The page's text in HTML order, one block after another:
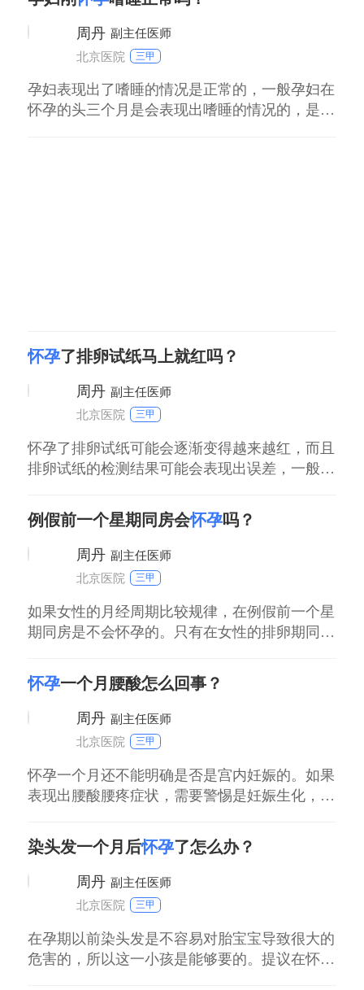
周丹 副主任医师
北京医院
三甲
孕妇表现出了嗜睡的情况是正常的，一般孕妇在
怀孕的头三个月是会表现出嗜睡的情况的，是不
怀孕了排卵试纸马上就红吗？
周丹 副主任医师
北京医院
三甲
怀孕了排卵试纸可能会逐渐变得越来越红，而且
排卵试纸的检测结果可能会表现出误差，一般可
HCG明确是否已经怀孕。如果结果显示已经怀
孕，就需要定时去医院进行产前检查，平时要注
意多休息，不可以进行剧烈运动，如果结果显示
没有怀孕，就需要调整好心态，明确好排卵时期
例假前一个星期同房会怀孕吗？
周丹 副主任医师
北京医院
三甲
如果女性的月经周期比较规律，在例假前一个星
期同房是不会怀孕的。只有在女性的排卵期同房
潮前14日左右，排卵日前后的45天内就是排卵
期，其余的时间均为安全期。在月经来潮的前一
周属于安全期，因此同房不会怀孕。但是受很多
因素的影响，排卵日也有可能会提前或者延后，
怀孕一个月腰酸怎么回事？
周丹 副主任医师
北京医院
三甲
怀孕一个月还不能明确是否是宫内妊娠的。如果
表现出腰酸腰疼症状，需要警惕是妊娠生化，先
酮，雌二醇及hcg初步判断。如果数值较低，需
要一周后行阴超明确宫内妊娠，确诊后结合保胎
治疗。腰酸是中医肾虚表现，可以结合中药补肾
益气安胎，尽量注意休息。
染头发一个月后怀孕了怎么办？
周丹 副主任医师
北京医院
三甲
在孕期以前染头发是不容易对胎宝宝导致很大的
危害的，所以这一小孩是能够要的。提议在怀孕